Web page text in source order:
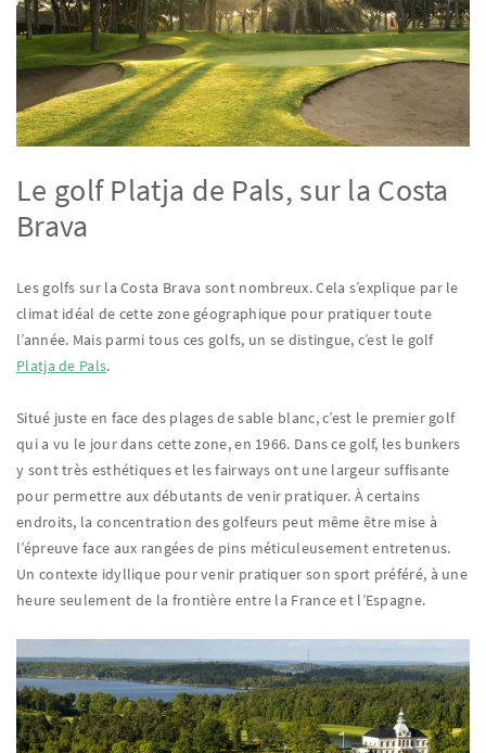
Le golf Platja de Pals, sur la Costa
Brava
Les golfs sur la Costa Brava sont nombreux. Cela s’explique par le
climat idéal de cette zone géographique pour pratiquer toute
l’année. Mais parmi tous ces golfs, un se distingue, c’est le golf
Platja de Pals.
Situé juste en face des plages de sable blanc, c’est le premier golf
qui a vu le jour dans cette zone, en 1966. Dans ce golf, les bunkers
y sont très esthétiques et les fairways ont une largeur suffisante
pour permettre aux débutants de venir pratiquer. À certains
endroits, la concentration des golfeurs peut même être mise à
l’épreuve face aux rangées de pins méticuleusement entretenus.
Un contexte idyllique pour venir pratiquer son sport préféré, à une
heure seulement de la frontière entre la France et l’Espagne.